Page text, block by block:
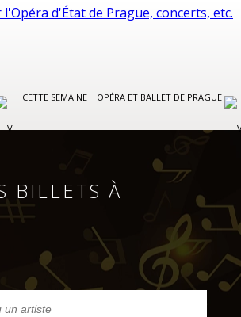
CETTE SEMAINE OPÉRA ET BALLET DE PRAGUE
BILLETS À